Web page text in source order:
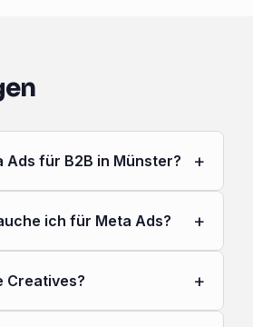
Ads für B2B in Münster? +
ich für Meta Ads? +
Creatives? +